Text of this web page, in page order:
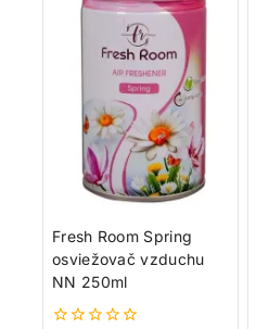
Fresh Room Spring
osviežovač vzduchu
NN 250ml